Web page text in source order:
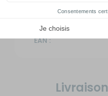
Poids net :
EAN :